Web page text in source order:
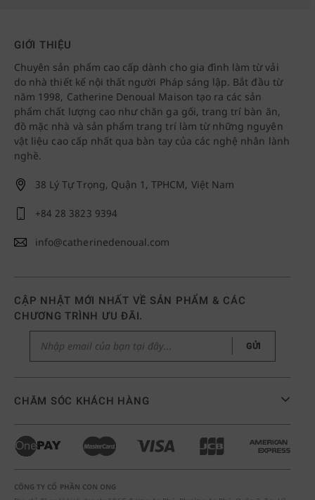
GIỚI THIỆU
Chuyên sản phẩm cao cấp dành cho gia đình làm từ vải
do nhà thiết kế nội thất người Pháp sáng lập. Bắt đầu từ
năm 1998, Catherine Denoual Maison tạo ra các sản
phẩm chất lượng cao như chăn ga gối, trang trí bàn ăn,
đồ mặc nhà và sản phẩm trang trí làm từ những nguyên
vật liệu cao cấp nhất qua bàn tay của các nghệ nhân lành
nghề.
38 Lý Tự Trọng, Quận 1, TPHCM, Việt Nam
+84 28 3823 9394
info@catherinedenoual.com
CHĂM SÓC KHÁCH HÀNG
CẬP NHẬT MỚI NHẤT VỀ SẢN PHẨM & CÁC
CHƯƠNG TRÌNH ƯU ĐÃI.
GỬI
CÔNG TY CỔ PHẦN CON ONG